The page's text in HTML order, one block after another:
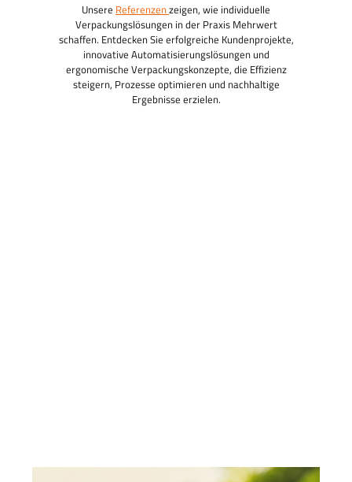
Unsere Referenzenzeigen, wie individuelle
Verpackungslösungen in der Praxis Mehrwert
schaffen. Entdecken Sie erfolgreiche Kundenprojekte,
innovative Automatisierungslösungen und
ergonomische Verpackungskonzepte, die Effizienz
steigern, Prozesse optimieren und nachhaltige
Ergebnisse erzielen.